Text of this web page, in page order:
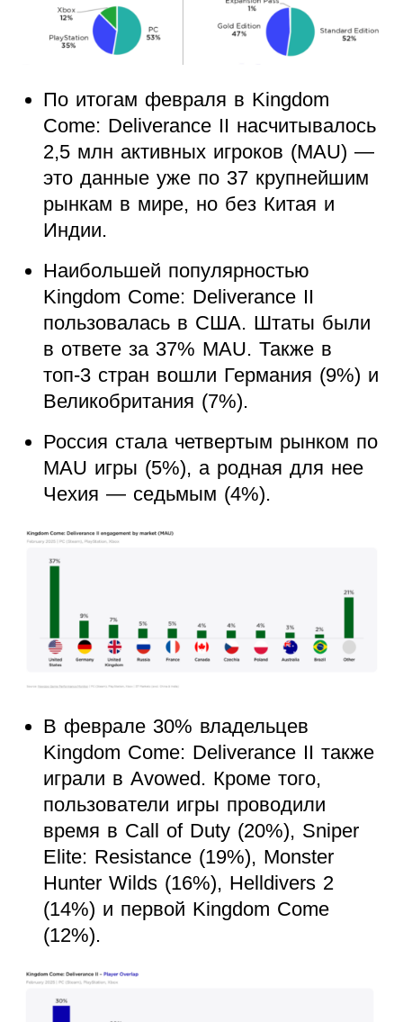
По итогам февраля в Kingdom
Come: Deliverance II насчитывалось
2,5 млн активных игроков (MAU) —
это данные уже по 37 крупнейшим
рынкам в мире, но без Китая и
Индии.
Наибольшей популярностью
Kingdom Come: Deliverance II
пользовалась в США. Штаты были
в ответе за 37% MAU. Также в
топ-3 стран вошли Германия (9%) и
Великобритания (7%).
Россия стала четвертым рынком по
MAU игры (5%), а родная для нее
Чехия — седьмым (4%).
В феврале 30% владельцев
Kingdom Come: Deliverance II также
играли в Avowed. Кроме того,
пользователи игры проводили
время в Call of Duty (20%), Sniper
Elite: Resistance (19%), Monster
Hunter Wilds (16%), Helldivers 2
(14%) и первой Kingdom Come
(12%).